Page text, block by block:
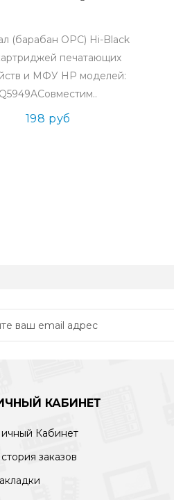
(барабан OPC) Hi-Black
печатающих
и МФУ HP моделей:
Q5949AСовместим..
198 руб
КАБИНЕТ
Кабинет
заказов